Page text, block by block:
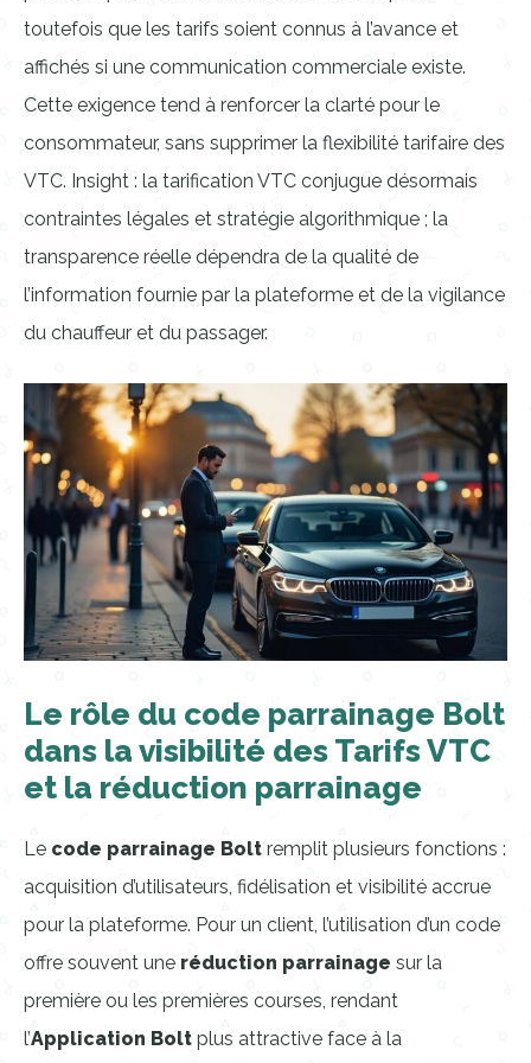
toutefois que les tarifs soient connus à l’avance et
affichés si une communication commerciale existe.
Cette exigence tend à renforcer la clarté pour le
consommateur, sans supprimer la flexibilité tarifaire des
VTC. Insight : la tarification VTC conjugue désormais
contraintes légales et stratégie algorithmique ; la
transparence réelle dépendra de la qualité de
l’information fournie par la plateforme et de la vigilance
du chauffeur et du passager.
Le rôle du code parrainage Bolt
dans la visibilité des Tarifs VTC
et la réduction parrainage
Le code parrainage Bolt remplit plusieurs fonctions :
acquisition d’utilisateurs, fidélisation et visibilité accrue
pour la plateforme. Pour un client, l’utilisation d’un code
offre souvent une réduction parrainage sur la
première ou les premières courses, rendant
l’Application Bolt plus attractive face à la